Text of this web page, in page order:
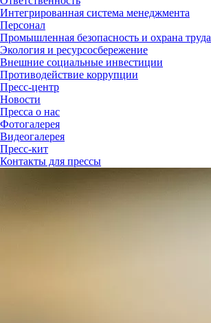
Интегрированная система менеджмента
Персонал
Промышленная безопасность и охрана труда
Экология и ресурсосбережение
Внешние социальные инвестиции
Противодействие коррупции
Пресс-центр
Новости
Пресса о нас
Фотогалерея
Видеогалерея
Пресс-кит
Контакты для прессы